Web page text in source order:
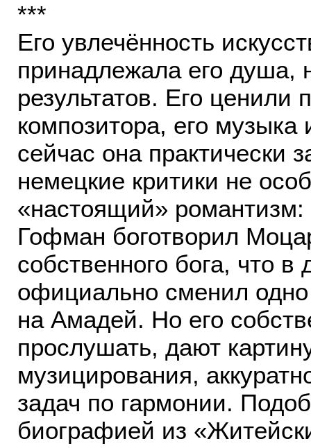
***
Его увлечённость
принадлежала его
результатов. Его ценили
композитора, его
сейчас она практически
немецкие критики не
«настоящий» романтизм:
Гофман боготворил
собственного бога, что
официально сменил
на Амадей. Но его
прослушать, дают
музицирования,
задач по гармонии.
биографией из